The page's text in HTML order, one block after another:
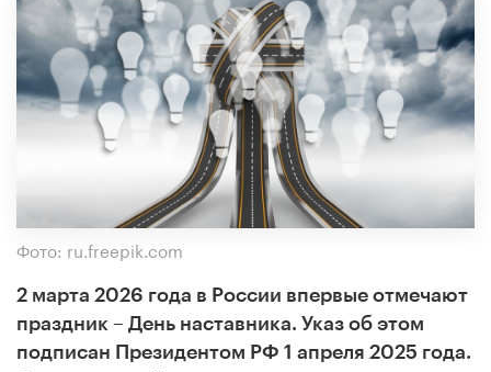
Фото: ru.freepik.com
2 марта 2026 года в России впервые отмечают
праздник – День наставника. Указ об этом
подписан Президентом РФ 1 апреля 2025 года.